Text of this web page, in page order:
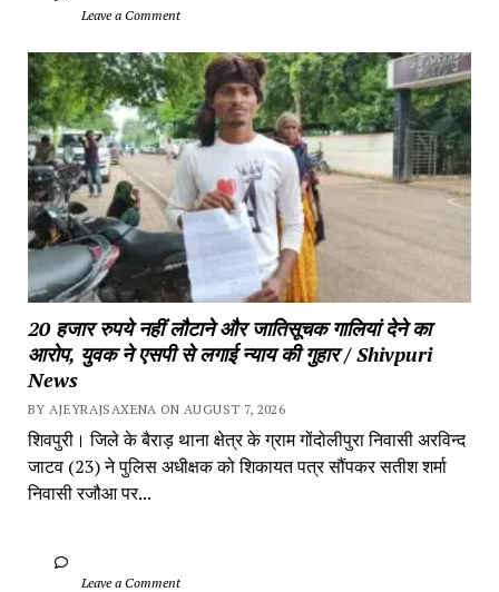
		Leave a Comment
20 हजार रुपये नहीं लौटाने और जातिसूचक गालियां देने का
आरोप, युवक ने एसपी से लगाई न्याय की गुहार / Shivpuri
News
BY AJEYRAJSAXENA ON AUGUST 7, 2026
शिवपुरी। जिले के बैराड़ थाना क्षेत्र के ग्राम गोंदोलीपुरा निवासी अरविन्द
जाटव (23) ने पुलिस अधीक्षक को शिकायत पत्र सौंपकर सतीश शर्मा
निवासी रजौआ पर...
		Leave a Comment